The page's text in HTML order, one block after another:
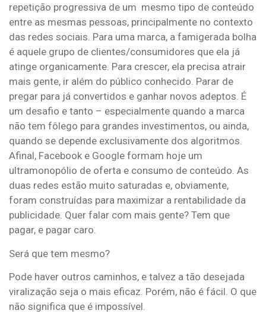
repetição progressiva de um mesmo tipo de conteúdo
entre as mesmas pessoas, principalmente no contexto
das redes sociais. Para uma marca, a famigerada bolha
é aquele grupo de clientes/consumidores que ela já
atinge organicamente. Para crescer, ela precisa atrair
mais gente, ir além do público conhecido. Parar de
pregar para já convertidos e ganhar novos adeptos. É
um desafio e tanto – especialmente quando a marca
não tem fôlego para grandes investimentos, ou ainda,
quando se depende exclusivamente dos algoritmos.
Afinal, Facebook e Google formam hoje um
ultramonopólio de oferta e consumo de conteúdo. As
duas redes estão muito saturadas e, obviamente,
foram construídas para maximizar a rentabilidade da
publicidade. Quer falar com mais gente? Tem que
pagar, e pagar caro.
Será que tem mesmo?
Pode haver outros caminhos, e talvez a tão desejada
viralização seja o mais eficaz. Porém, não é fácil. O que
não significa que é impossível.